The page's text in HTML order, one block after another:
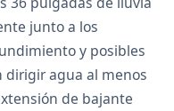
junto a los
y posibles
dirigir agua al menos
de bajante